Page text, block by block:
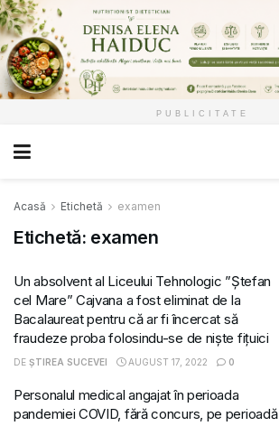
PUBLICITATE
Acasă Etichetă examen
Etichetă: examen
Un absolvent al Liceului Tehnologic ”Ștefan
cel Mare” Cajvana a fost eliminat de la
Bacalaureat pentru că ar fi încercat să
fraudeze proba folosindu-se de niște fițuici
DE ȘTIREA SUCEVEI AUGUST 17, 2022 0
Personalul medical angajat în perioada
pandemiei COVID, fără concurs, pe perioadă